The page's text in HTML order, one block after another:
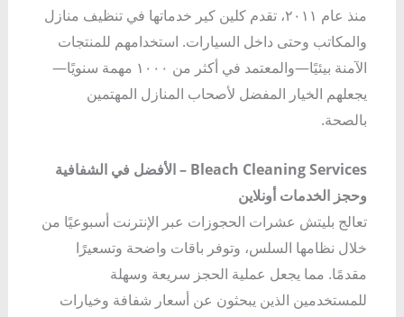
منذ عام ٢٠١١، تقدم كلين كير خدماتها في تنظيف منازل
والمكاتب وحتى داخل السيارات. استخدامهم للمنتجات
الآمنة بيئيًا—والمعتمد في أكثر من ١٠٠٠ مهمة سنويًا—
يجعلهم الخيار المفضل لأصحاب المنازل المهتمين
بالصحة.
Bleach Cleaning Services – الأفضل في الشفافية
وحجز الخدمات أونلاين
تعالج بليتش عشرات الحجوزات عبر الإنترنت أسبوعيًا من
خلال نظامها السلس، وتوفر باقات واضحة وتسعيرًا
مقدمًا. مما يجعل عملية الحجز سريعة وسهلة
للمستخدمين الذين يبحثون عن أسعار شفافة وخيارات